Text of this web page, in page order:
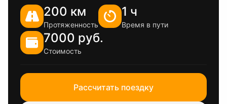
200 км
Протяженность
1 ч
Время в пути
7000 руб.
Стоимость
Рассчитать поездку